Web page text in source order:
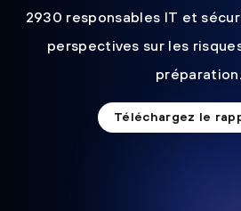
2930 responsables IT et
perspectives sur les
préparation.
Téléchargez le